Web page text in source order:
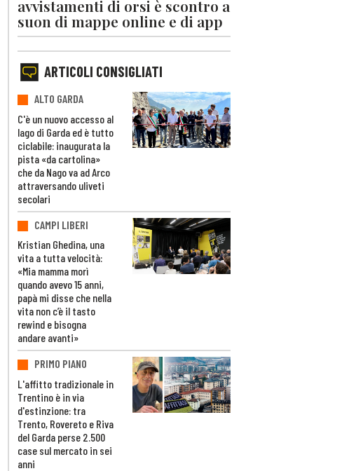
avvistamenti di orsi è scontro a
suon di mappe online e di app
ARTICOLI CONSIGLIATI
ALTO GARDA
C'è un nuovo accesso al
lago di Garda ed è tutto
ciclabile: inaugurata la
pista «da cartolina»
che da Nago va ad Arco
attraversando uliveti
secolari
CAMPI LIBERI
Kristian Ghedina, una
vita a tutta velocità:
«Mia mamma morì
quando avevo 15 anni,
papà mi disse che nella
vita non c’è il tasto
rewind e bisogna
andare avanti»
PRIMO PIANO
L'affitto tradizionale in
Trentino è in via
d'estinzione: tra
Trento, Rovereto e Riva
del Garda perse 2.500
case sul mercato in sei
anni